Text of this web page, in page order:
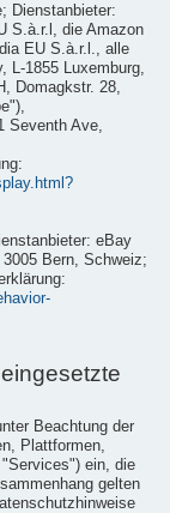
Dienstanbieter:
S.à.r.l, die Amazon
EU S.à.r.l., alle
L-1855 Luxemburg,
Domagkstr. 28,
Seventh Ave,
eBay
Bern, Schweiz;
Beachtung der
Plattformen,
ein, die
gelten